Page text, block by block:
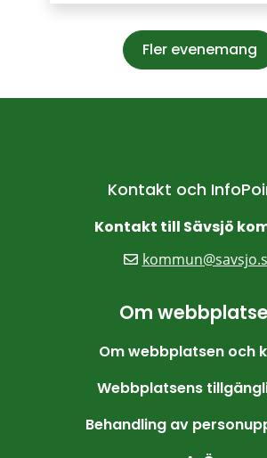
Fler evenemang
Kontakt och
Kontakt till Sävsjö
Om
Om webbplatsen och
Webbplatsens
Behandling av